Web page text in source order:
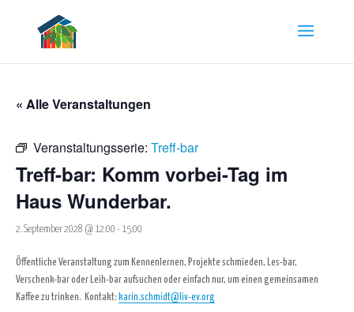
« Alle Veranstaltungen
Veranstaltungsserie: Treff-bar
Treff-bar: Komm vorbei-Tag im
Haus Wunderbar.
2. September 2028 @ 12:00 - 15:00
Öffentliche Veranstaltung zum Kennenlernen, Projekte schmieden, Les-bar,
Verschenk-bar oder Leih-bar aufsuchen oder einfach nur, um einen gemeinsamen
Kaffee zu trinken. Kontakt: karin.schmidt@liv-ev.org